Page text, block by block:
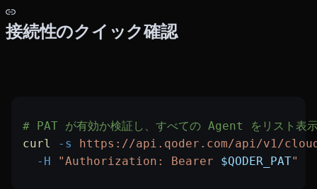
接続性のクイック確認
# PAT が有効か検証し、すべての Agent をリスト表
curl
-s
https://api.qoder.com/api/v1/
  -H
"Authorization: Bearer $QODER_PAT"